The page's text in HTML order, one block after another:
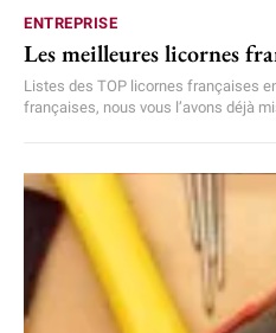
ENTREPRISE
Les meilleures licornes
Listes des TOP licornes françaises
françaises, nous vous l’avons déjà